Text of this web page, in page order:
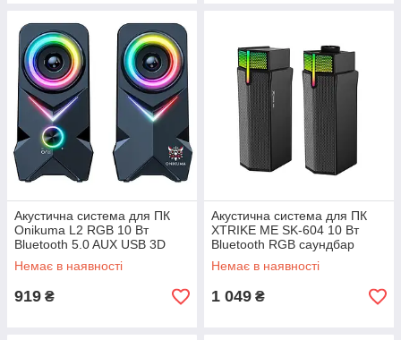
Акустична система для ПК
Onikuma L2 RGB 10 Вт
Bluetooth 5.0 AUX USB 3D
Surround Sound
Немає в наявності
919 ₴
Акустична система для ПК
XTRIKE ME SK-604 10 Вт
Bluetooth RGB саундбар
стереоколонки
Немає в наявності
1 049 ₴